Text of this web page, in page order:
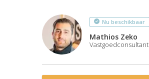
Nu beschikbaar
Mathios Zeko
Vastgoedconsultant